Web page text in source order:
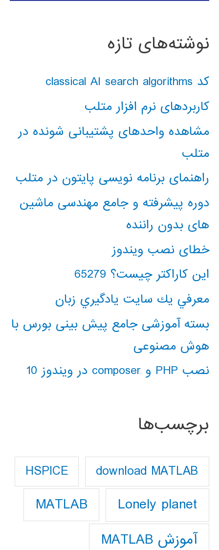
نوشته‌های تازه
کد classical AI search algorithms
کاربردهای نرم افزار متلب
مشاهده واحدهای پشتیبانی شونده در
متلب
راهنمای برنامه نویسی پایتون در متلب
دوره پیشرفته و جامع مهندسی ماشین
های بدون راننده
خطای نصب ویندوز
این کاراکتر چیست؟ 65279
معرفي يك سايت يادگيري زبان
بسته آموزشی جامع پیش بینی بورس با
هوش مصنوعی
نصب PHP و composer در ویندوز 10
برچسب‌ها
download MATLAB
HSPICE
Lonely planet
MATLAB
آموزش MATLAB